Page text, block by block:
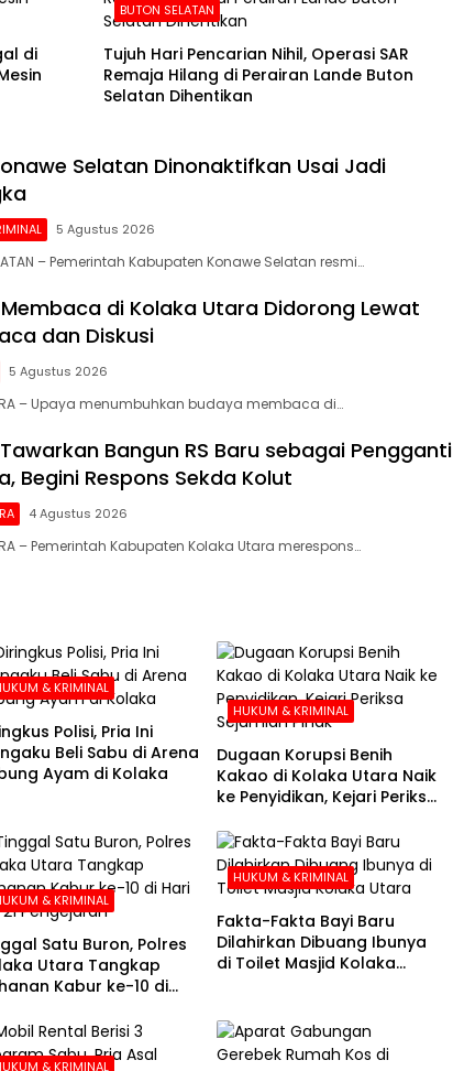
di
BUTON SELATAN
Tujuh Hari Pencarian Nihil, Operasi SAR
Remaja Hilang di Perairan Lande Buton
Selatan Dihentikan
Selatan Dinonaktifkan Usai Jadi
5 Agustus 2026
– Pemerintah Kabupaten Konawe Selatan resmi…
di Kolaka Utara Didorong Lewat
dan Diskusi
5 Agustus 2026
– Upaya menumbuhkan budaya membaca di…
Tawarkan Bangun RS Baru sebagai Pengganti
Begini Respons Sekda Kolut
4 Agustus 2026
– Pemerintah Kabupaten Kolaka Utara merespons…
& KRIMINAL
Polisi, Pria Ini
Beli Sabu di Arena
Ayam di Kolaka
HUKUM & KRIMINAL
Dugaan Korupsi Benih
Kakao di Kolaka Utara Naik
ke Penyidikan, Kejari Periksa
& KRIMINAL
Satu Buron, Polres
Utara Tangkap
Kabur ke-10 di
HUKUM & KRIMINAL
Fakta-Fakta Bayi Baru
Dilahirkan Dibuang Ibunya
di Toilet Masjid Kolaka
& KRIMINAL